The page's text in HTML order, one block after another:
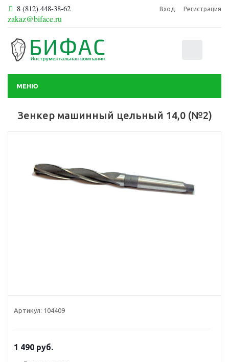
8 (812) 448-38-62
zakaz@biface.ru
Вход Регистрация
МЕНЮ
Зенкер машинный цельный 14,0 (№2)
Артикул: 104409
1 490 руб.